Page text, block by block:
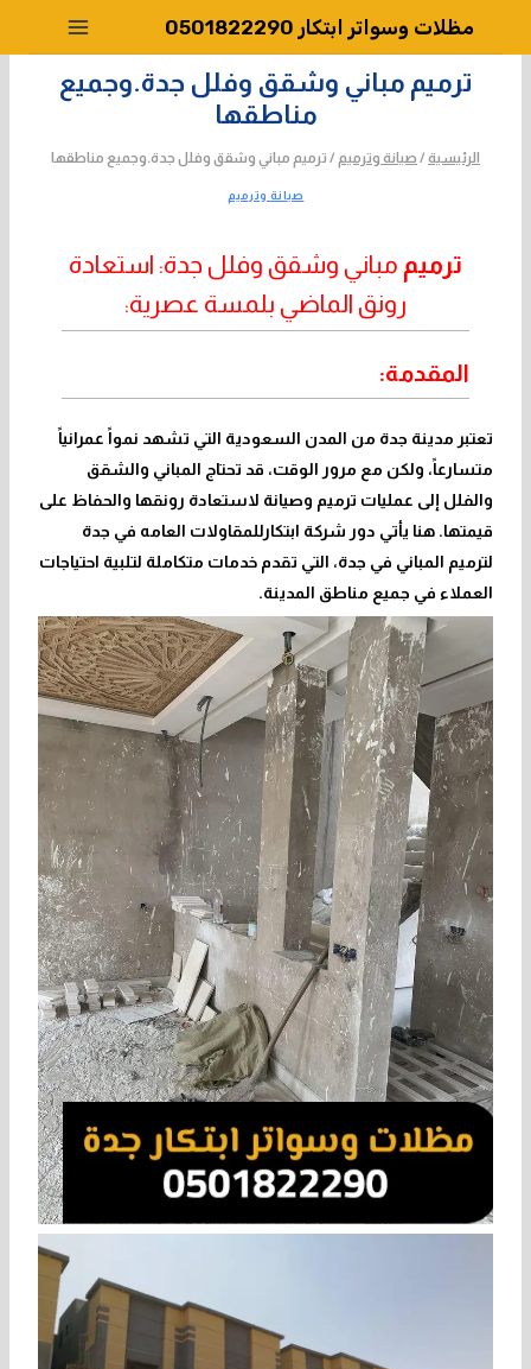
مظلات وسواتر ابتكار 0501822290
ترميم مباني وشقق وفلل جدة.وجميع
مناطقها
الرئيسية / صيانة وترميم / ترميم مباني وشقق وفلل جدة.وجميع مناطقها
صيانة وترميم
ترميم مباني وشقق وفلل جدة: استعادة
رونق الماضي بلمسة عصرية:
المقدمة:
تعتبر مدينة جدة من المدن السعودية التي تشهد نمواً عمرانياً
متسارعاً، ولكن مع مرور الوقت، قد تحتاج المباني والشقق
والفلل إلى عمليات ترميم وصيانة لاستعادة رونقها والحفاظ على
قيمتها. هنا يأتي دور شركة ابتكارللمقاولات العامه في جدة
لترميم المباني في جدة، التي تقدم خدمات متكاملة لتلبية احتياجات
العملاء في جميع مناطق المدينة.